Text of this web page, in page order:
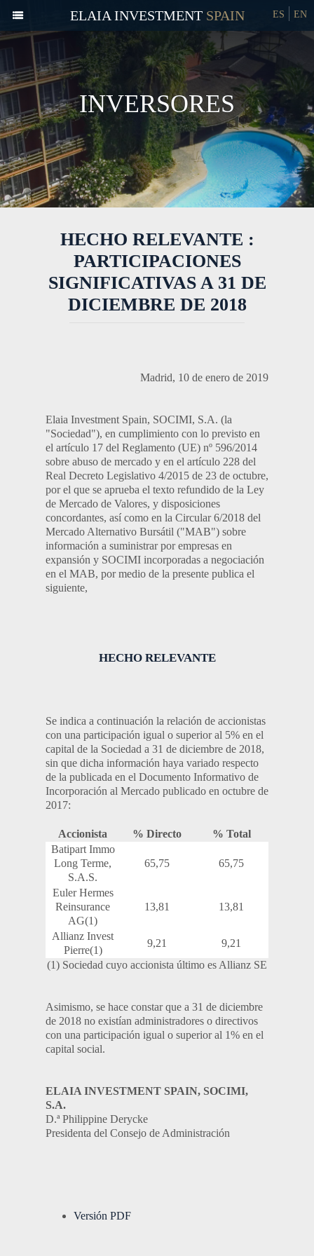
ELAIA INVESTMENT ES EN
INVERSORES
HECHO RELEVANTE :
PARTICIPACIONES
SIGNIFICATIVAS A 31 DE
DICIEMBRE DE 2018
Madrid, 10 de enero de 2019
Elaia Investment Spain, SOCIMI, S.A. (la
"Sociedad"), en cumplimiento con lo previsto en
el artículo 17 del Reglamento (UE) nº 596/2014
sobre abuso de mercado y en el artículo 228 del
Real Decreto Legislativo 4/2015 de 23 de octubre,
por el que se aprueba el texto refundido de la Ley
de Mercado de Valores, y disposiciones
concordantes, así como en la Circular 6/2018 del
Mercado Alternativo Bursátil ("MAB") sobre
información a suministrar por empresas en
expansión y SOCIMI incorporadas a negociación
en el MAB, por medio de la presente publica el
siguiente,
HECHO RELEVANTE
Se indica a continuación la relación de accionistas
con una participación igual o superior al 5% en el
capital de la Sociedad a 31 de diciembre de 2018,
sin que dicha información haya variado respecto
de la publicada en el Documento Informativo de
Incorporación al Mercado publicado en octubre de
2017:
Accionista % Directo
% Total
Batipart Immo
Long Terme,
S.A.S.
65,75 65,75
Euler Hermes
Reinsurance
AG(1)
13,81 13,81
Allianz Invest
Pierre(1)
9,21
9,21
(1) Sociedad cuyo accionista último es Allianz SE
Asimismo, se hace constar que a 31 de diciembre
de 2018 no existían administradores o directivos
con una participación igual o superior al 1% en el
capital social.
ELAIA INVESTMENT SPAIN, SOCIMI,
S.A.
D.ª Philippine Derycke
Presidenta del Consejo de Administración
Versión PDF